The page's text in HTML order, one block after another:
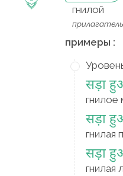
гнилой
примеры :
सड़ा
гнилое
सड़ा
гнилая
सड़ा
гнилая